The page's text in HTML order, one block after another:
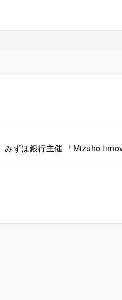
みずほ銀行主催 「Mizuho